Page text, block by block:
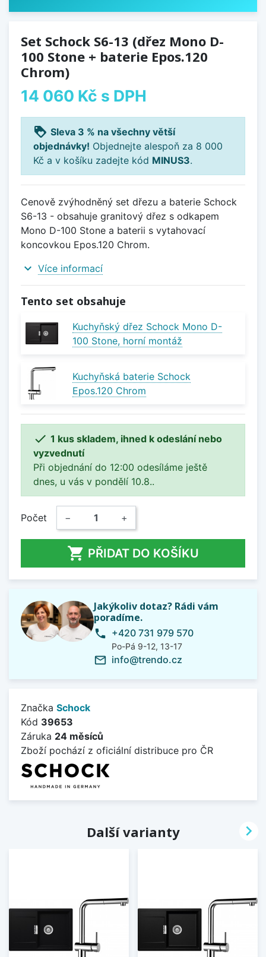
Set Schock S6-13 (dřez Mono D-
100 Stone + baterie Epos.120
Chrom)
14 060 Kč s DPH
loyalty Sleva 3 % na všechny větší
objednávky! Objednejte alespoň za 8 000
Kč a v košíku zadejte kód MINUS3.
Cenově zvýhodněný set dřezu a baterie Schock
S6-13 - obsahuje granitový dřez s odkapem
Mono D-100 Stone a baterii s vytahovací
koncovkou Epos.120 Chrom.
expand_more Více informací
Tento set obsahuje
Kuchyňský dřez Schock Mono D-
100 Stone, horní montáž
Kuchyňská baterie Schock
Epos.120 Chrom
 1 kus skladem, ihned k odeslání nebo
vyzvednutí
Při objednání do 12:00 odesíláme ještě
dnes, u vás v pondělí 10.8..
Počet − +
 PŘIDAT DO KOŠÍKU
Jakýkoliv dotaz? Rádi vám
poradíme.
phone +420 731 979 570
Po-Pá 9-12, 13-17
mail_outline info@trendo.cz
Značka Schock
Kód 39653
Záruka 24 měsíců
Zboží pochází z oficiální distribuce pro ČR
Další varianty 